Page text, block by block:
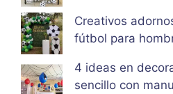
Creativos
fútbol para
4 ideas en
sencillo con